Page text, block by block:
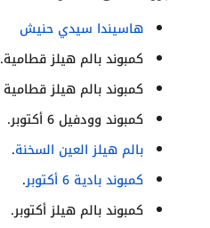
هاسيندا سيدي حنيش
كمبوند بالم هيلز قطامية.
كمبوند بالم هيلز قطامية 2.
كمبوند وودفيل 6 أكتوبر.
بالم هيلز العين السخنة.
كمبوند بادية 6 أكتوبر
.
كمبوند بالم هيلز أكتوبر.